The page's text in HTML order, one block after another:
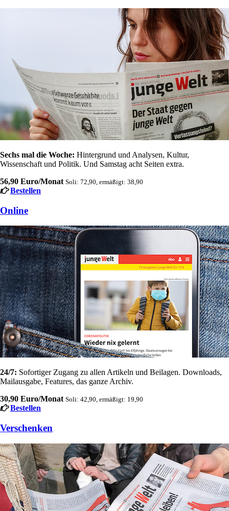
Sechs mal die Woche: Hintergrund und Analysen, Kultur,
Wissenschaft und Politik. Und Samstag acht Seiten extra.
56,90 Euro/Monat Soli: 72,90, ermäßigt: 38,90
Bestellen
Online
24/7: Sofortiger Zugang zu allen Artikeln und Beilagen. Downloads,
Mailausgabe, Features, das ganze Archiv.
30,90 Euro/Monat Soli: 42,90, ermäßigt: 19,90
Bestellen
Verschenken